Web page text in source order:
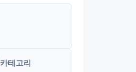
카테고리